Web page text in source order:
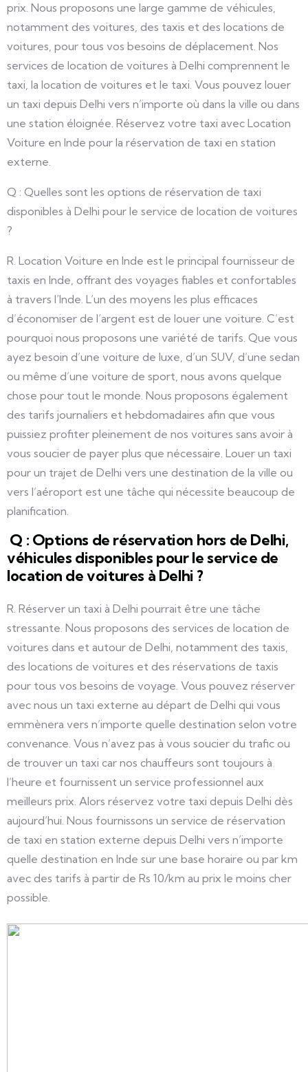
prix. Nous proposons une large gamme de véhicules,
notamment des voitures, des taxis et des locations de
voitures, pour tous vos besoins de déplacement. Nos
services de location de voitures à Delhi comprennent le
taxi, la location de voitures et le taxi. Vous pouvez louer
un taxi depuis Delhi vers n’importe où dans la ville ou dans
une station éloignée. Réservez votre taxi avec Location
Voiture en Inde pour la réservation de taxi en station
externe.
Q : Quelles sont les options de réservation de taxi
disponibles à Delhi pour le service de location de voitures
?
R. Location Voiture en Inde est le principal fournisseur de
taxis en Inde, offrant des voyages fiables et confortables
à travers l’Inde. L’un des moyens les plus efficaces
d’économiser de l’argent est de louer une voiture. C’est
pourquoi nous proposons une variété de tarifs. Que vous
ayez besoin d’une voiture de luxe, d’un SUV, d’une sedan
ou même d’une voiture de sport, nous avons quelque
chose pour tout le monde. Nous proposons également
des tarifs journaliers et hebdomadaires afin que vous
puissiez profiter pleinement de nos voitures sans avoir à
vous soucier de payer plus que nécessaire. Louer un taxi
pour un trajet de Delhi vers une destination de la ville ou
vers l’aéroport est une tâche qui nécessite beaucoup de
planification.
Q : Options de réservation hors de Delhi,
véhicules disponibles pour le service de
location de voitures à Delhi ?
R. Réserver un taxi à Delhi pourrait être une tâche
stressante. Nous proposons des services de location de
voitures dans et autour de Delhi, notamment des taxis,
des locations de voitures et des réservations de taxis
pour tous vos besoins de voyage. Vous pouvez réserver
avec nous un taxi externe au départ de Delhi qui vous
emmènera vers n’importe quelle destination selon votre
convenance. Vous n’avez pas à vous soucier du trafic ou
de trouver un taxi car nos chauffeurs sont toujours à
l’heure et fournissent un service professionnel aux
meilleurs prix. Alors réservez votre taxi depuis Delhi dès
aujourd’hui. Nous fournissons un service de réservation
de taxi en station externe depuis Delhi vers n’importe
quelle destination en Inde sur une base horaire ou par km
avec des tarifs à partir de Rs 10/km au prix le moins cher
possible.